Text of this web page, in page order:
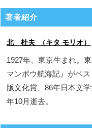
著者紹介
北 杜夫 （キタ モリオ）
1927年、東京生まれ。
マンボウ航海記』がベ
版文化賞、86年日本文
年10月逝去。